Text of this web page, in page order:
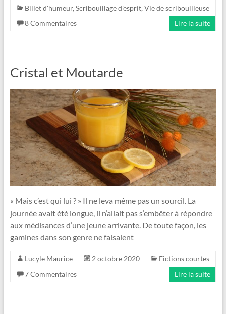
Billet d'humeur, Scribouillage d'esprit, Vie de scribouilleuse
8 Commentaires
Lire la suite
Cristal et Moutarde
« Mais c’est qui lui ? » Il ne leva même pas un sourcil. La
journée avait été longue, il n’allait pas s’embêter à répondre
aux médisances d’une jeune arrivante. De toute façon, les
gamines dans son genre ne faisaient
Lucyle Maurice 2 octobre 2020
Fictions courtes
7 Commentaires
Lire la suite